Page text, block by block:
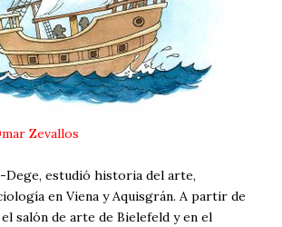
Zevallos
Dege, estudió historia del arte,
en Viena y Aquisgrán. A partir de
salón de arte de Bielefeld y en el